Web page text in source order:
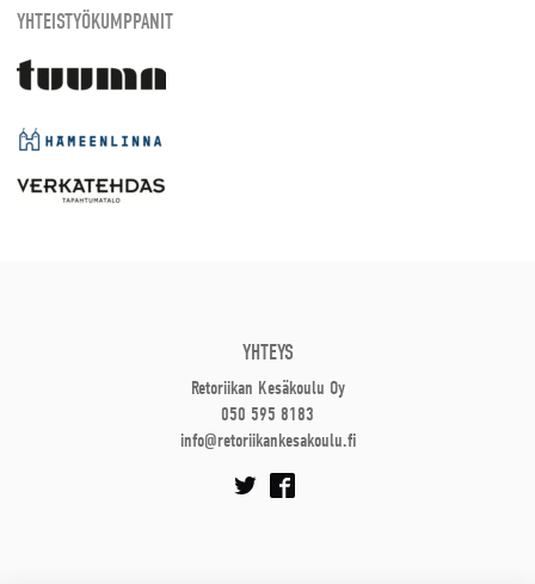
YHTEISTYÖKUMPPANIT
YHTEYS
Retoriikan Kesäkoulu Oy
050 595 8183
info@retoriikankesakoulu.fi